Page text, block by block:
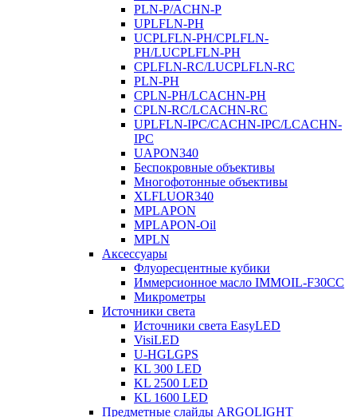
PLN-P/ACHN-P
UPLFLN-PH
UCPLFLN-PH/CPLFLN-
PH/LUCPLFLN-PH
CPLFLN-RC/LUCPLFLN-RC
PLN-PH
CPLN-PH/LCACHN-PH
CPLN-RC/LCACHN-RC
UPLFLN-IPC/CACHN-IPC/LCACHN-
IPC
UAPON340
Беспокровные объективы
Многофотонные объективы
XLFLUOR340
MPLAPON
MPLAPON-Oil
MPLN
Аксессуары
Флуоресцентные кубики
Иммерсионное масло IMMOIL-F30CC
Микрометры
Источники света
Источники света EasyLED
VisiLED
U-HGLGPS
KL 300 LED
KL 2500 LED
KL 1600 LED
Предметные слайды ARGOLIGHT